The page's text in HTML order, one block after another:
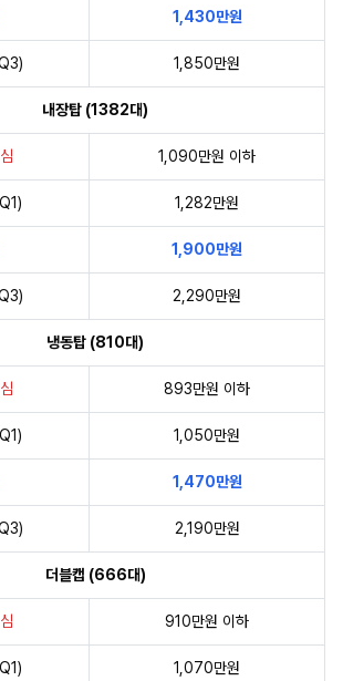
1,430만원
1,850만원
내장탑 (1382대)
1,090만원 이하
1,282만원
1,900만원
2,290만원
냉동탑 (810대)
893만원 이하
1,050만원
1,470만원
2,190만원
더블캡 (666대)
910만원 이하
1,070만원